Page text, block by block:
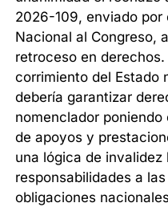
2026-109, enviado por
Nacional al Congreso,
retroceso en
corrimiento del Estado
debería garantizar
nomenclador
de apoyos y
una lógica de
responsabilidades a
obligaciones